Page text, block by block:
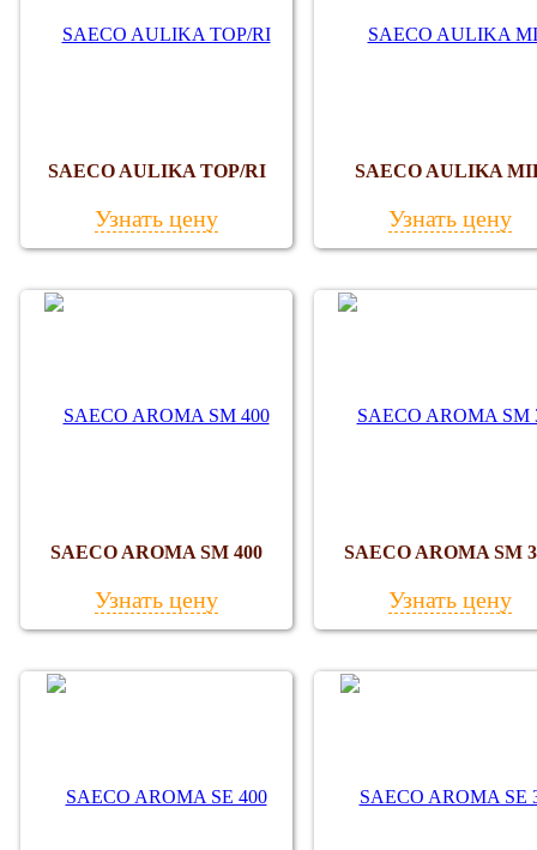
SAECO AULIKA TOP/RI
Узнать цену
SAECO AULIKA
Узнать цену
SAECO AROMA SM 400
Узнать цену
SAECO AROMA SM
Узнать цену